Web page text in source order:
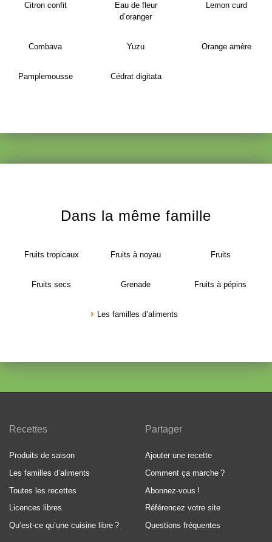
Citron confit
Eau de fleur
d’oranger
Lemon curd
Combava Yuzu Orange amère
Pamplemousse Cédrat digitata
Dans la même famille
Fruits tropicaux Fruits à noyau Fruits
Fruits secs Grenade Fruits à pépins
Les familles d’aliments
Recettes
Produits de saison
Les familles d’aliments
Toutes les recettes
Licences libres
Qu’est-ce qu’une cuisine libre ?
Partager
Ajouter une recette
Comment ça marche ?
Abonnez-vous !
Référencez votre site
Questions fréquentes